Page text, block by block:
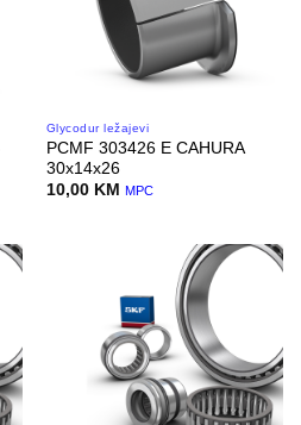
Glycodur ležajevi
PCMF 303426 E CAHURA
30x14x26
10,00 KM MPC